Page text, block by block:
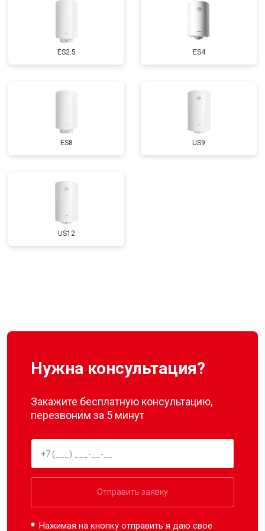
ES2.5 ES4
ES8 US9
US12
Нужна консультация?
Закажите бесплатную консультацию,
перезвоним за 5 минут
Отправить заявку
Нажимая на кнопку отправить я даю свое